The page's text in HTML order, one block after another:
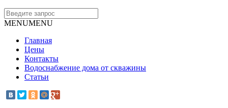
MENUMENU
Главная
Цены
Контакты
Водоснабжение дома от скважины
Статьи